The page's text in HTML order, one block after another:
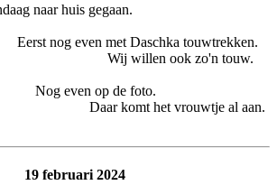
naar huis gegaan.
met Daschka touwtrekken.
ook zo'n touw.
op de foto.
het vrouwtje al aan.
19 februari 2024